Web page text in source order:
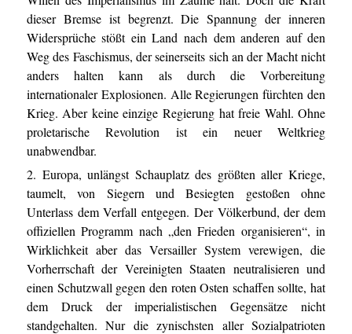
dieser Bremse ist begrenzt. Die Spannung der inneren
Widersprüche stößt ein Land nach dem anderen auf den
Weg des Faschismus, der seinerseits sich an der Macht nicht
anders halten kann als durch die Vorbereitung
internationaler Explosionen. Alle Regierungen fürchten den
Krieg. Aber keine einzige Regierung hat freie Wahl. Ohne
proletarische Revolution ist ein neuer Weltkrieg
unabwendbar.
2. Europa, unlängst Schauplatz des größten aller Kriege,
taumelt, von Siegern und Besiegten gestoßen ohne
Unterlass dem Verfall entgegen. Der Völkerbund, der dem
offiziellen Programm nach „den Frieden organisieren“, in
Wirklichkeit aber das Versailler System verewigen, die
Vorherrschaft der Vereinigten Staaten neutralisieren und
einen Schutzwall gegen den roten Osten schaffen sollte, hat
dem Druck der imperialistischen Gegensätze nicht
standgehalten. Nur die zynischsten aller Sozialpatrioten